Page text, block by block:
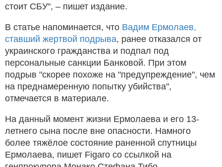
стоит СБУ", – пишет издание.
В статье напоминается, что Вадим Ермолаев,
ставший жертвой подрыва, ранее отказался от
украинского гражданства и подпал под
персональные санкции Банковой. При этом
подрыв "скорее похоже на "предупреждение", чем
на преднамеренную попытку убийства",
отмечается в материале.
На данный момент жизни Ермолаева и его 13-
летнего сына после вне опасности. Намного
более тяжёлое состояние раненной спутницы
Ермолаева, пишет Figaro со ссылкой на